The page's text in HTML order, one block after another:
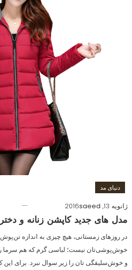
دنیای مد
ژانویه 13, 2016
saeed
مدل های جدید کاپشن زنانه و دخترانه سال
در روزهای زمستانی، هیچ‌ چیزی به اندازه
خوش‌پوشی‌تان نیست؛ لباسی گرم كه هم سرما
و خوش‌سلیقگی تان را زیر سوال نبرد. برای این